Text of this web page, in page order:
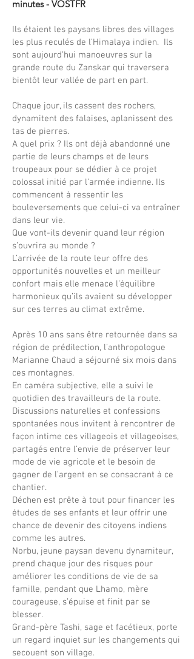
minutes - VOSTFR
Ils étaient les paysans libres des villages
les plus reculés de l’Himalaya indien. Ils
sont aujourd’hui manoeuvres sur la
grande route du Zanskar qui traversera
bientôt leur vallée de part en part.
Chaque jour, ils cassent des rochers,
dynamitent des falaises, aplanissent des
tas de pierres.
A quel prix ? Ils ont déjà abandonné une
partie de leurs champs et de leurs
troupeaux pour se dédier à ce projet
colossal initié par l’armée indienne. Ils
commencent à ressentir les
bouleversements que celui-ci va entraîner
dans leur vie.
Que vont-ils devenir quand leur région
s’ouvrira au monde ?
L’arrivée de la route leur offre des
opportunités nouvelles et un meilleur
confort mais elle menace l’équilibre
harmonieux qu’ils avaient su développer
sur ces terres au climat extrême.
Après 10 ans sans être retournée dans sa
région de prédilection, l’anthropologue
Marianne Chaud a séjourné six mois dans
ces montagnes.
En caméra subjective, elle a suivi le
quotidien des travailleurs de la route.
Discussions naturelles et confessions
spontanées nous invitent à rencontrer de
façon intime ces villageois et villageoises,
partagés entre l’envie de préserver leur
mode de vie agricole et le besoin de
gagner de l’argent en se consacrant à ce
chantier.
Déchen est prête à tout pour financer les
études de ses enfants et leur offrir une
chance de devenir des citoyens indiens
comme les autres.
Norbu, jeune paysan devenu dynamiteur,
prend chaque jour des risques pour
améliorer les conditions de vie de sa
famille, pendant que Lhamo, mère
courageuse, s’épuise et finit par se
blesser.
Grand-père Tashi, sage et facétieux, porte
un regard inquiet sur les changements qui
secouent son village.